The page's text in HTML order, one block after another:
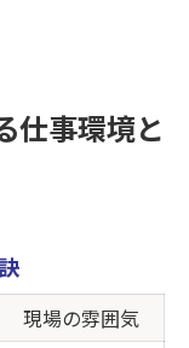
仕事環境と
現場の雰囲気